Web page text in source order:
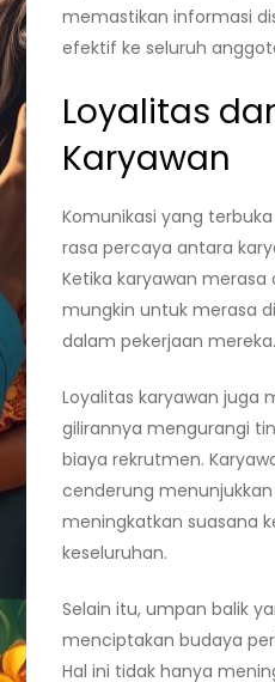
memastikan informasi
efektif ke seluruh
Loyalitas
Karyawan
Komunikasi yang
rasa percaya antara
Ketika karyawan
mungkin untuk merasa
dalam pekerjaan mereka.
Loyalitas karyawan juga
gilirannya mengurangi
biaya rekrutmen.
cenderung
meningkatkan suasana
keseluruhan.
Selain itu, umpan balik
menciptakan budaya
Hal ini tidak hanya